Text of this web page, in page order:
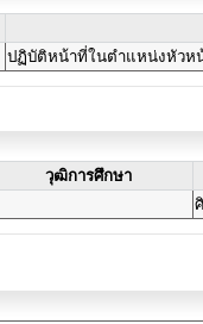
ปฏิบัติหน้าที่ในตำแหน่งหัวห
วุฒิการศึกษา